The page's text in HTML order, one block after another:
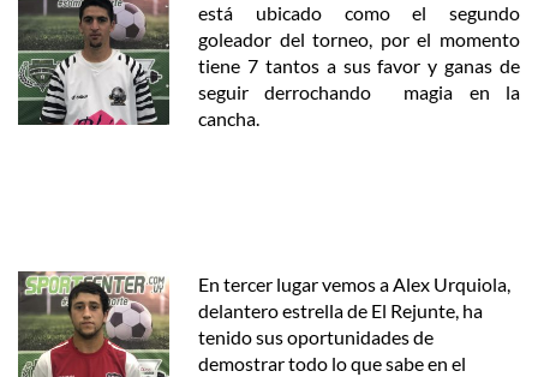
está ubicado como el segundo
goleador del torneo, por el momento
tiene 7 tantos a sus favor y ganas de
seguir derrochando magia en la
cancha.
En tercer lugar vemos a Alex Urquiola,
delantero estrella de El Rejunte, ha
tenido sus oportunidades de
demostrar todo lo que sabe en el